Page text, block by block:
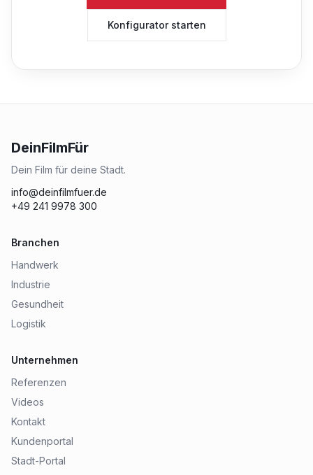
Konfigurator starten
DeinFilmFür
Dein Film für deine Stadt.
info@deinfilmfuer.de
+49 241 9978 300
Branchen
Handwerk
Industrie
Gesundheit
Logistik
Unternehmen
Referenzen
Videos
Kontakt
Kundenportal
Stadt-Portal